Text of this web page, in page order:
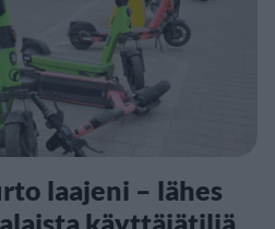
laajeni – lähes